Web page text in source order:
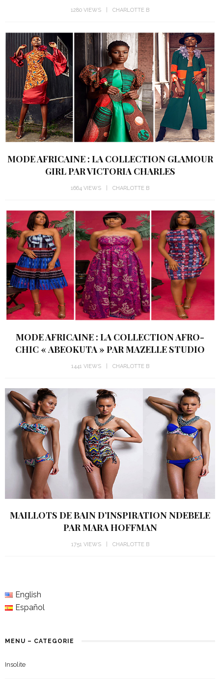
1280 VIEWS CHARLOTTE B
MODE AFRICAINE : LA COLLECTION GLAMOUR
GIRL PAR VICTORIA CHARLES
1664 VIEWS CHARLOTTE B
MODE AFRICAINE : LA COLLECTION AFRO-
CHIC « ABEOKUTA » PAR MAZELLE STUDIO
1441 VIEWS CHARLOTTE B
MAILLOTS DE BAIN D’INSPIRATION NDEBELE
PAR MARA HOFFMAN
1751 VIEWS CHARLOTTE B
English
Español
MENU – CATEGORIE
Insolite